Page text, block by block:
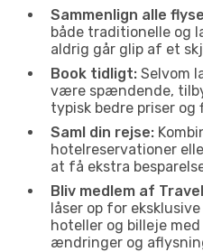
Sammenlign alle
både traditionelle og
aldrig går glip af et
Book tidligt: Selvom
være spændende,
typisk bedre priser og
Saml din rejse:
hotelreservationer
at få ekstra
Bliv medlem af
låser op for
hoteller og billeje
ændringer og